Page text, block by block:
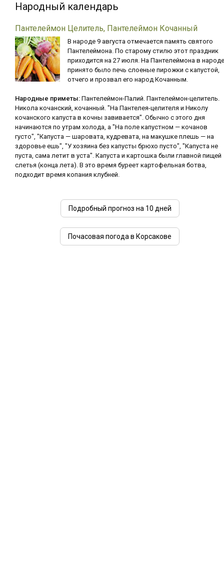
Народный календарь
Пантелеймон Целитель, Пантелеймон Кочанный
В народе 9 августа отмечается память святого
Пантелеймона. По старому стилю этот праздник
приходится на 27 июля. На Пантелеймона в народе
принято было печь слоеные пирожки с капустой,
отчего и прозвал его народ Кочанным.
Народные приметы: Пантелеймон-Палий. Пантелеймон-целитель.
Никола кочанский, кочанный. "На Пантелея-целителя и Николу
кочанского капуста в кочны завивается". Обычно с этого дня
начинаются по утрам холода, а "На поле капустном — кочанов
густо", "Капуста — шаровата, кудревата, на макушке плешь — на
здоровье ешь", "У хозяина без капусты брюхо пусто", "Капуста не
пуста, сама летит в уста". Капуста и картошка были главной пищей
слетья (конца лета). В это время буреет картофельная ботва,
подходит время копания клубней.
Подробный прогноз на 10 дней
Почасовая погода в Корсакове